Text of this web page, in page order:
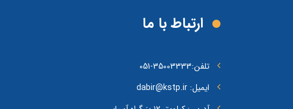
ارتباط با ما
تلفن:35003333-051
ایمیل: dabir@kstp.ir